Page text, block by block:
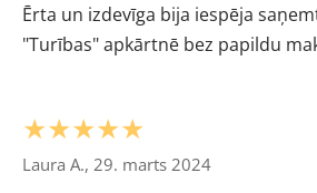
Ērta un izdevīga bija iespēja
"Turības" apkārtnē bez papildu
★★★★★
Laura A., 29. marts 2024